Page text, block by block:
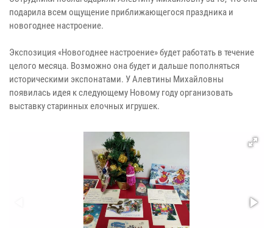
подарила всем ощущение приближающегося праздника и
новогоднее настроение.
Экспозиция «Новогоднее настроение» будет работать в течение
целого месяца. Возможно она будет и дальше пополняться
историческими экспонатами. У Алевтины Михайловны
появилась идея к следующему Новому году организовать
выставку старинных елочных игрушек.